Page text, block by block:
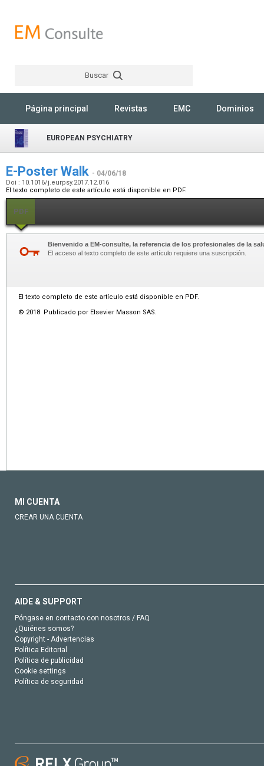
Buscar
Página principal Revistas EMC Dominios
EUROPEAN PSYCHIATRY
E-Poster Walk - 04/06/18
Doi : 10.1016/j.eurpsy.2017.12.016
El texto completo de este artículo está disponible en PDF.
PDF
Bienvenido a EM-consulte, la referencia de los profesionales de la
El acceso al texto completo de este artículo requiere una suscripción.
El texto completo de este artículo está disponible en PDF.
© 2018 Publicado por Elsevier Masson SAS.
MI CUENTA
CREAR UNA CUENTA
AIDE & SUPPORT
Póngase en contacto con nosotros / FAQ
¿Quiénes somos?
Copyright - Advertencias
Política Editorial
Política de publicidad
Cookie settings
Política de seguridad